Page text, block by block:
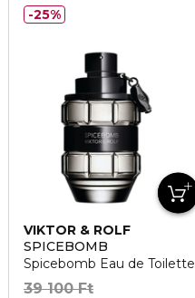
VIKTOR & ROLF
SPICEBOMB
Spicebomb Eau de Toilette
39 100 Ft
25%